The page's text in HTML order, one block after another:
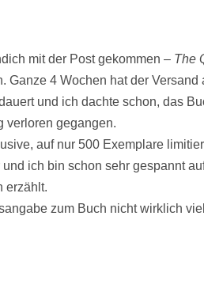
mit der Post gekommen – The
Ganze 4 Wochen hat der Versand
und ich dachte schon, das
verloren gegangen.
auf nur 500 Exemplare
ich bin schon sehr gespannt
erzählt.
zum Buch nicht wirklich